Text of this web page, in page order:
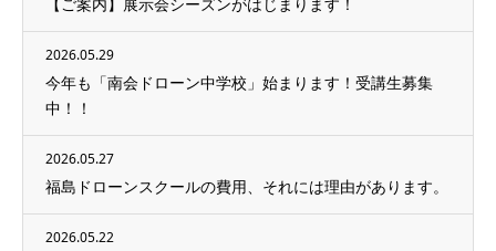
2026.05.29
今年も「南会ドローン中学校」始まります！受講生募集
中！！
2026.05.27
福島ドローンスクールの費用、それには理由があります。
2026.05.22